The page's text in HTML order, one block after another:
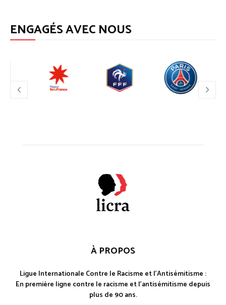
ENGAGÉS AVEC NOUS
À PROPOS
Ligue Internationale Contre le Racisme et l'Antisémitisme :
En première ligne contre le racisme et l'antisémitisme depuis
plus de 90 ans.